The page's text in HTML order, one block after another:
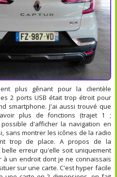
plus gênant pour la clientèle
2 ports USB était trop étroit pour
smartphone. J'ai aussi trouvé que
plus de fonctions (trajet 1 ;
d'afficher la navigation en
sans montrer les icônes de la radio
trop de place. A propos de la
erreur qu'elle soit uniquement
à un endroit dont je ne connaissais
sur une carte. C'est hyper facile